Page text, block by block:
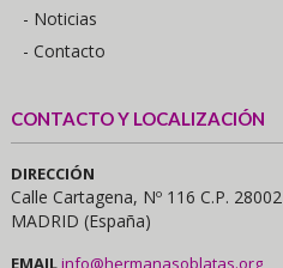
- Noticias
- Contacto
CONTACTO Y LOCALIZACIÓN
DIRECCIÓN
Calle Cartagena, Nº 116 C.P. 28002
MADRID (España)